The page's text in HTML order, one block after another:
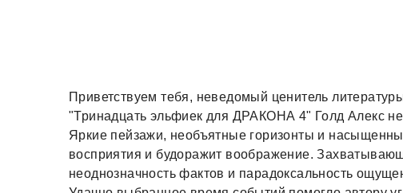
Приветствуем тебя, неведомый ценитель
"Тринадцать эльфиек для ДРАКОНА 4" Голд Алекс
Яркие пейзажи, необъятные горизонты и
восприятия и будоражит воображение.
неоднозначность фактов и парадоксальность